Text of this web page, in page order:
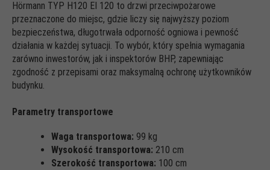
Hörmann TYP H120 EI 120 to drzwi przeciwpożarowe
przeznaczone do miejsc, gdzie liczy się najwyższy poziom
bezpieczeństwa, długotrwała odporność ogniowa i pewność
działania w każdej sytuacji. To wybór, który spełnia wymagania
zarówno inwestorów, jak i inspektorów BHP, zapewniając
zgodność z przepisami oraz maksymalną ochronę użytkowników
budynku.
Parametry transportowe
Waga transportowa: 99 kg
Wysokość transportowa: 210 cm
Szerokość transportowa: 100 cm